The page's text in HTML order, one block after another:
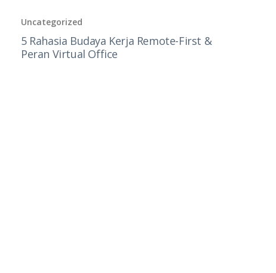
Uncategorized
5 Rahasia Budaya Kerja Remote-First &
Peran Virtual Office